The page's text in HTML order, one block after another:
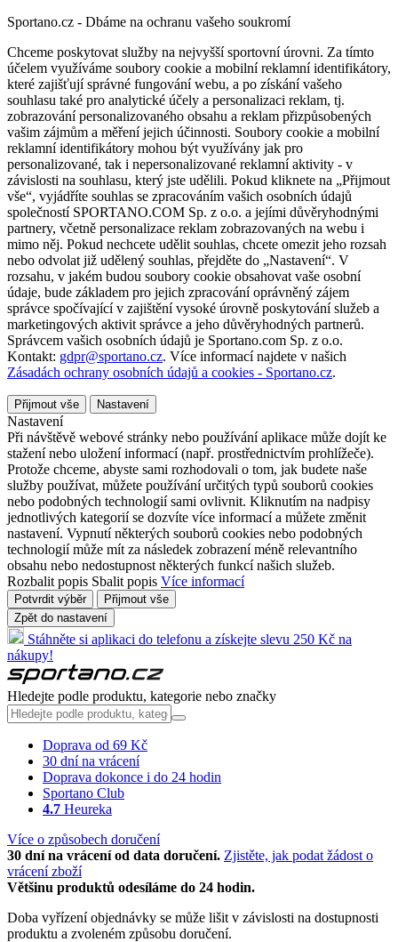
Sportano.cz - Dbáme na ochranu vašeho soukromí
Chceme poskytovat služby na nejvyšší sportovní úrovni. Za tímto
účelem využíváme soubory cookie a mobilní reklamní identifikátory,
které zajišťují správné fungování webu, a po získání vašeho
souhlasu také pro analytické účely a personalizaci reklam, tj.
zobrazování personalizovaného obsahu a reklam přizpůsobených
vašim zájmům a měření jejich účinnosti. Soubory cookie a mobilní
reklamní identifikátory mohou být využívány jak pro
personalizované, tak i nepersonalizované reklamní aktivity - v
závislosti na souhlasu, který jste udělili. Pokud kliknete na „Přijmout
vše“, vyjádříte souhlas se zpracováním vašich osobních údajů
společností SPORTANO.COM Sp. z o.o. a jejími důvěryhodnými
partnery, včetně personalizace reklam zobrazovaných na webu i
mimo něj. Pokud nechcete udělit souhlas, chcete omezit jeho rozsah
nebo odvolat již udělený souhlas, přejděte do „Nastavení“. V
rozsahu, v jakém budou soubory cookie obsahovat vaše osobní
údaje, bude základem pro jejich zpracování oprávněný zájem
správce spočívající v zajištění vysoké úrovně poskytování služeb a
marketingových aktivit správce a jeho důvěryhodných partnerů.
Správcem vašich osobních údajů je Sportano.com Sp. z o.o.
Kontakt: gdpr@sportano.cz. Více informací najdete v našich
Zásadách ochrany osobních údajů a cookies - Sportano.cz.
Přijmout vše Nastavení
Nastavení
Při návštěvě webové stránky nebo používání aplikace může dojít ke
stažení nebo uložení informací (např. prostřednictvím prohlížeče).
Protože chceme, abyste sami rozhodovali o tom, jak budete naše
služby používat, můžete používání určitých typů souborů cookies
nebo podobných technologií sami ovlivnit. Kliknutím na nadpisy
jednotlivých kategorií se dozvíte více informací a můžete změnit
nastavení. Vypnutí některých souborů cookies nebo podobných
technologií může mít za následek zobrazení méně relevantního
obsahu nebo nedostupnost některých funkcí našich služeb.
Rozbalit popis Sbalit popis Více informací
Potvrdit výběr
Přijmout vše
Zpět do nastavení
Stáhněte si aplikaci do telefonu a získejte slevu 250 Kč na
nákupy!
Hledejte podle produktu, kategorie nebo značky
Doprava od 69 Kč
30 dní na vrácení
Doprava dokonce i do 24 hodin
Sportano Club
4.7 Heureka
Více o způsobech doručení
30 dní na vrácení od data doručení. Zjistěte, jak podat žádost o
vrácení zboží
Většinu produktů odesíláme do 24 hodin.
Doba vyřízení objednávky se může lišit v závislosti na dostupnosti
produktu a zvoleném způsobu doručení.